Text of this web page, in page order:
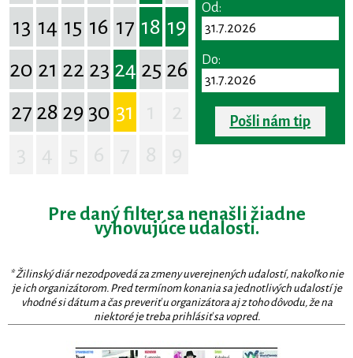
13 14 15 16 17 18 19
20 21 22 23 24 25 26
27 28 29 30 31
Od:
Do:
Pošli nám tip
Pre daný filter sa nenašli žiadne
vyhovujúce udalosti.
* Žilinský diár nezodpovedá za zmeny uverejnených udalostí, nakoľko nie
je ich organizátorom. Pred termínom konania sa jednotlivých udalostí je
vhodné si dátum a čas preveriť u organizátora aj z toho dôvodu, že na
niektoré je treba prihlásiť sa vopred.